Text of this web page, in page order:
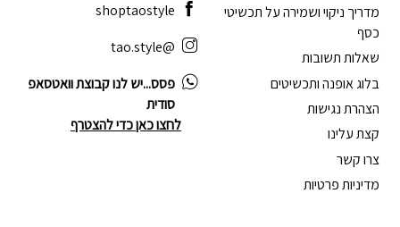
מדריך ניקוי ושמירה על תכשיטי
כסף
שאלות תשובות
בלוג אופנה ותכשיטים
הצהרת נגישות
קצת עלינו
צרו קשר
מדיניות פרטיות
shoptaostyle
@tao.style
פסס...יש לנו קבוצת וואטסאפ
סודית
לחצו כאן כדי להצטרף